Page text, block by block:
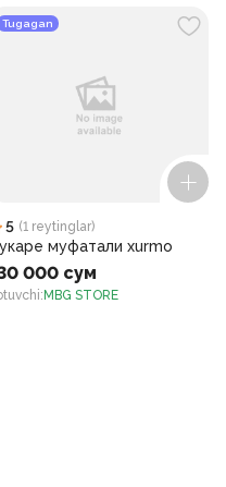
Tugagan
5 (1 reytinglar)
муфатали xurmo
000 сум
: MBG STORE